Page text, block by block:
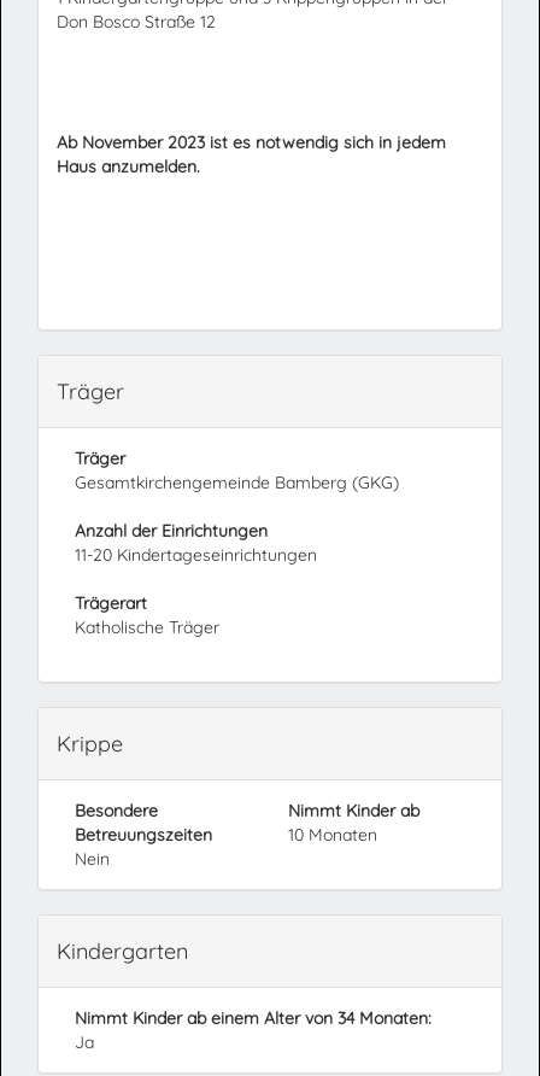
Don Bosco Straße 12
Ab November 2023 ist es notwendig sich in jedem
Haus anzumelden.
Träger
Träger
Gesamtkirchengemeinde Bamberg (GKG)
Anzahl der Einrichtungen
11-20 Kindertageseinrichtungen
Trägerart
Katholische Träger
Krippe
Besondere
Betreuungszeiten
Nein
Nimmt Kinder ab
10 Monaten
Kindergarten
Nimmt Kinder ab einem Alter von 34 Monaten:
Ja